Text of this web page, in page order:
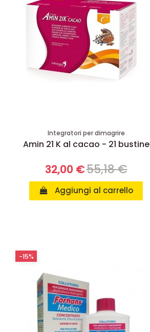
Integratori per dimagrire
Amin 21 K al cacao - 21 bustine
32,00 €55,18 €
Aggiungi al carrello
-15%